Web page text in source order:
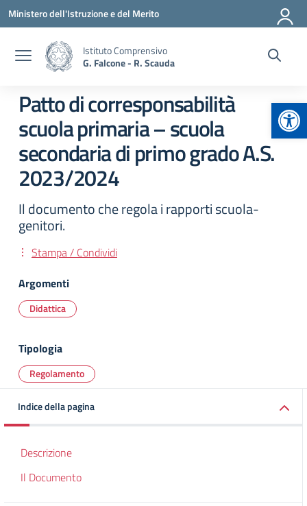
Vai ai contenuti
Vai al menu di navigazione
Vai al footer
Ministero dell'Istruzione e del Merito
Istituto Comprensivo
G. Falcone - R. Scauda
Patto di corresponsabilità
scuola primaria – scuola
secondaria di primo grado A.S.
2023/2024
Il documento che regola i rapporti scuola-
genitori.
Stampa / Condividi
Argomenti
Didattica
Tipologia
Regolamento
Indice della pagina
Descrizione
Il Documento